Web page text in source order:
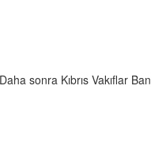
sonra Kıbrıs Vakıflar